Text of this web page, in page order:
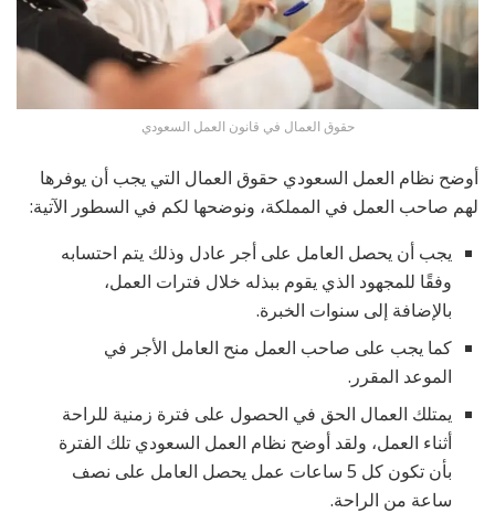
حقوق العمال في قانون العمل السعودي
أوضح نظام العمل السعودي حقوق العمال التي يجب أن يوفرها
لهم صاحب العمل في المملكة، ونوضحها لكم في السطور الآتية:
يجب أن يحصل العامل على أجر عادل وذلك يتم احتسابه
وفقًا للمجهود الذي يقوم ببذله خلال فترات العمل،
بالإضافة إلى سنوات الخبرة.
كما يجب على صاحب العمل منح العامل الأجر في
الموعد المقرر.
يمتلك العمال الحق في الحصول على فترة زمنية للراحة
أثناء العمل، ولقد أوضح نظام العمل السعودي تلك الفترة
بأن تكون كل 5 ساعات عمل يحصل العامل على نصف
ساعة من الراحة.